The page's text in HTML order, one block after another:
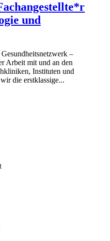
und
–
Arbeit mit und an den
Instituten und
die erstklassige...